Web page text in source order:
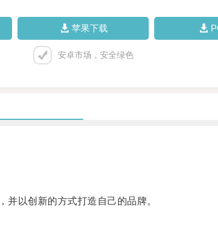
苹果下载
安卓市场，安全绿色
以创新的方式打造自己的品牌。